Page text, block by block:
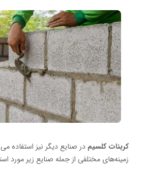
کربنات کلسیم در صنایع دیگر نیز استفاده
زمینه‌های مختلفی از جمله صنایع زیر مورد